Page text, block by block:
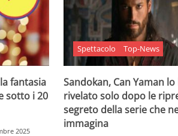
fantasia
sotto i 20
2025
Spettacolo Top-News
Sandokan, Can Yaman lo
rivelato solo dopo le
segreto della serie che
immagina